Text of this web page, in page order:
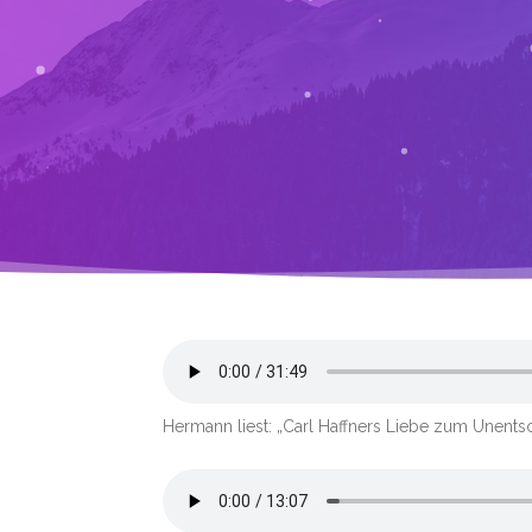
Hermann liest: „Carl Haffners Liebe zum